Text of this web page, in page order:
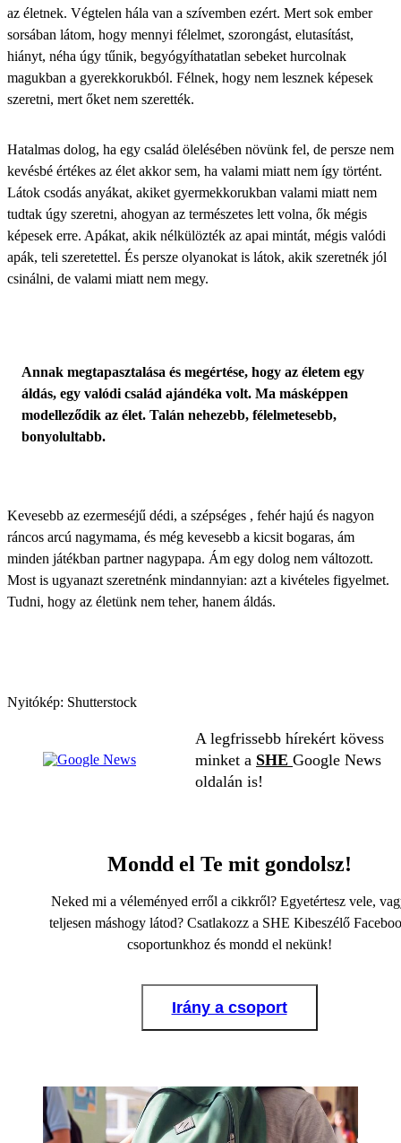
az életnek. Végtelen hála van a szívemben ezért. Mert sok ember
sorsában látom, hogy mennyi félelmet, szorongást, elutasítást,
hiányt, néha úgy tűnik, begyógyíthatatlan sebeket hurcolnak
magukban a gyerekkorukból. Félnek, hogy nem lesznek képesek
szeretni, mert őket nem szerették.
Hatalmas dolog, ha egy család ölelésében növünk fel, de persze nem
kevésbé értékes az élet akkor sem, ha valami miatt nem így történt.
Látok csodás anyákat, akiket gyermekkorukban valami miatt nem
tudtak úgy szeretni, ahogyan az természetes lett volna, ők mégis
képesek erre. Apákat, akik nélkülözték az apai mintát, mégis valódi
apák, teli szeretettel. És persze olyanokat is látok, akik szeretnék jól
csinálni, de valami miatt nem megy.
Annak megtapasztalása és megértése, hogy az életem egy
áldás, egy valódi család ajándéka volt. Ma másképpen
modelleződik az élet. Talán nehezebb, félelmetesebb,
bonyolultabb.
Kevesebb az ezermeséjű dédi, a szépséges , fehér hajú és nagyon
ráncos arcú nagymama, és még kevesebb a kicsit bogaras, ám
minden játékban partner nagypapa. Ám egy dolog nem változott.
Most is ugyanazt szeretnénk mindannyian: azt a kivételes figyelmet.
Tudni, hogy az életünk nem teher, hanem áldás.
Nyitókép: Shutterstock
A legfrissebb hírekért kövess
minket a SHE Google News
oldalán is!
Mondd el Te mit gondolsz!
Neked mi a véleményed erről a cikkről? Egyetértesz vele,
teljesen máshogy látod? Csatlakozz a SHE Kibeszélő
csoportunkhoz és mondd el nekünk!
Irány a csoport